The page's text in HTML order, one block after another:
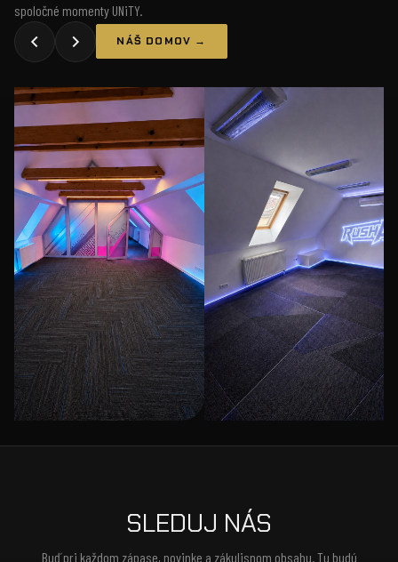
spoločné momenty UNiTY.
NÁŠ DOMOV →
SLEDUJ NÁS
Buď pri každom zápase, novinke a zákulisnom obsahu. Tu budú